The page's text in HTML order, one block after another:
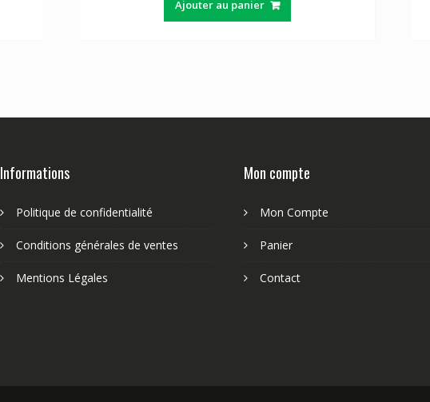
Ajouter au panier
Informations
Politique de confidentialité
Conditions générales de ventes
Mentions Légales
Mon compte
Mon Compte
Panier
Contact